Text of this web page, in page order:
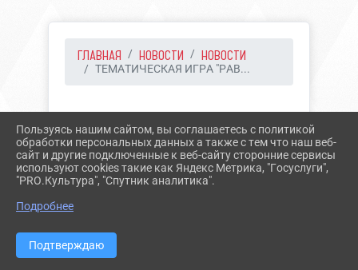
ГЛАВНАЯ НОВОСТИ НОВОСТИ
ТЕМАТИЧЕСКАЯ ИГРА "РАВ...
ТЕМАТИЧЕСКАЯ ИГРА
"РАВНЕНИЕ НА ФЛАГ"
Пользуясь нашим сайтом, вы соглашаетесь с политикой
обработки персональных данных а также с тем что наш веб-
сайт и другие подключенные к веб-сайту сторонние сервисы
используют cookies такие как Яндекс Метрика, "Госуслуги",
"PRO.Культура", "Спутник аналитика".
Подробнее
Подтверждаю